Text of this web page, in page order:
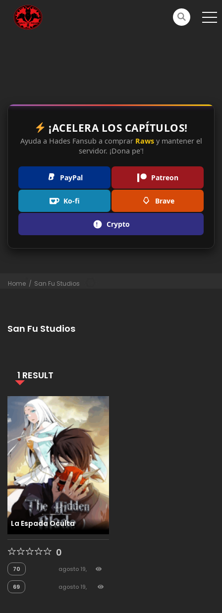
¡ACELERA LOS CAPÍTULOS!
Ayuda a Hades Fansub a comprar Rawsy mantener el
servidor. ¡Dona pe'!
PayPal Patreon
Ko-fi Brave
Crypto
Home San Fu Studios
San Fu Studios
1 RESULT
La Espada Oculta
0
70
agosto 19,
69
agosto 19,